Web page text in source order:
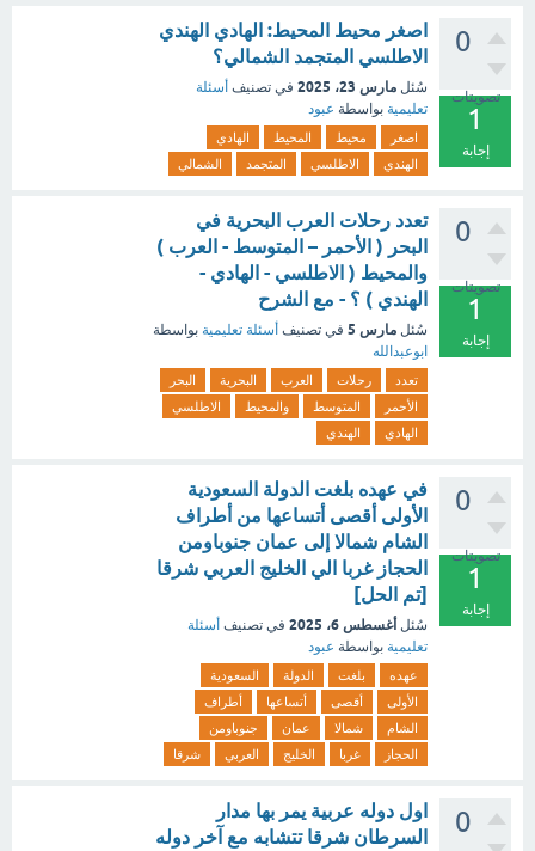
0
تصويتات
1
إجابة
اصغر محيط المحيط: الهادي الهندي
الاطلسي المتجمد الشمالي؟
سُئل مارس 23، 2025 في تصنيف أسئلة
تعليمية بواسطة عبود
اصغر محيط المحيط
الهادي
الهندي
الاطلسي المتجمد الشمالي
0
تصويتات
1
إجابة
تعدد رحلات العرب البحرية في
البحر ( الأحمر – المتوسط - العرب )
والمحيط ( الاطلسي - الهادي -
الهندي ) ؟ - مع الشرح
سُئل مارس 5 في تصنيف أسئلة تعليمية بواسطة
ابوعبدالله
تعدد رحلات العرب البحرية
البحر
الأحمر
المتوسط والمحيط
الاطلسي
الهادي
الهندي
0
تصويتات
1
إجابة
في عهده بلغت الدولة السعودية
الأولى أقصى أتساعها من ‏أطراف
الشام شمالا إلى عمان جنوباومن
الحجاز غربا الي الخليج العربي شرقا
[تم الحل]
سُئل أغسطس 6، 2025 في تصنيف أسئلة
تعليمية بواسطة عبود
عهده بلغت الدولة
السعودية
الأولى
أقصى أتساعها
أطراف
الشام
شمالا عمان
جنوباومن
الحجاز
غربا الخليج العربي شرقا
0
اول دوله عربية يمر بها مدار
السرطان شرقا تتشابه مع آخر دوله